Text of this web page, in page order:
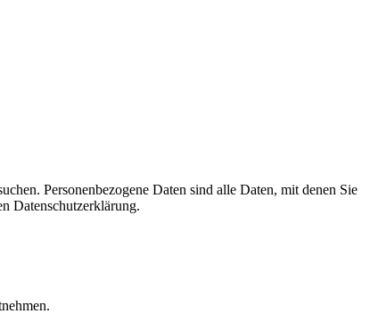
Personenbezogene Daten sind alle Daten, mit denen Sie
Datenschutzerklärung.